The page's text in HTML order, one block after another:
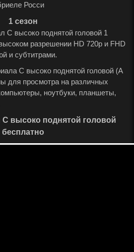
Росси
1 сезон
С высоко поднятой головой 1
разрешении HD 720p и FHD
и субтитрами.
С высоко поднятой головой (A
для просмотра на различных
ноутбуки, планшеты,
высоко поднятой головой
бесплатно